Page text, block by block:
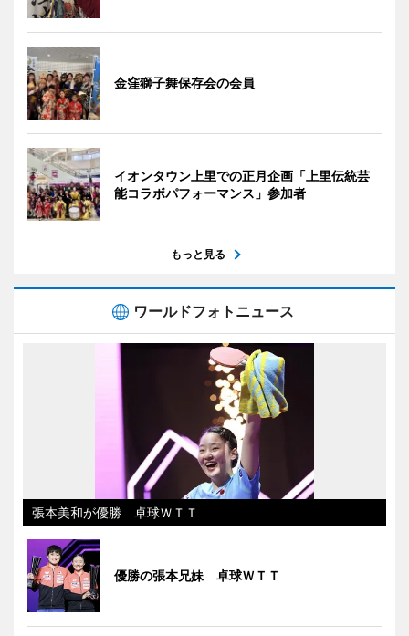
金窪獅子舞保存会の会員
イオンタウン上里での正月企画「上里伝統芸
能コラボパフォーマンス」参加者
もっと見る
ワールドフォトニュース
張本美和が優勝 卓球ＷＴＴ
優勝の張本兄妹 卓球ＷＴＴ